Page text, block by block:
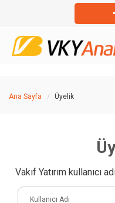
Ana Sayfa Üyelik
Vakıf Yatırım kullanıcı